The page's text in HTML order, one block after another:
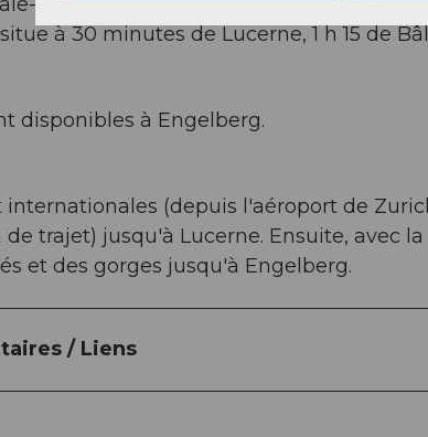
à 30 minutes de Lucerne, 1 h 15 de
disponibles à Engelberg.
(depuis l'aéroport de
trajet) jusqu'à Lucerne. Ensuite, avec
et des gorges jusqu'à Engelberg.
/ Liens